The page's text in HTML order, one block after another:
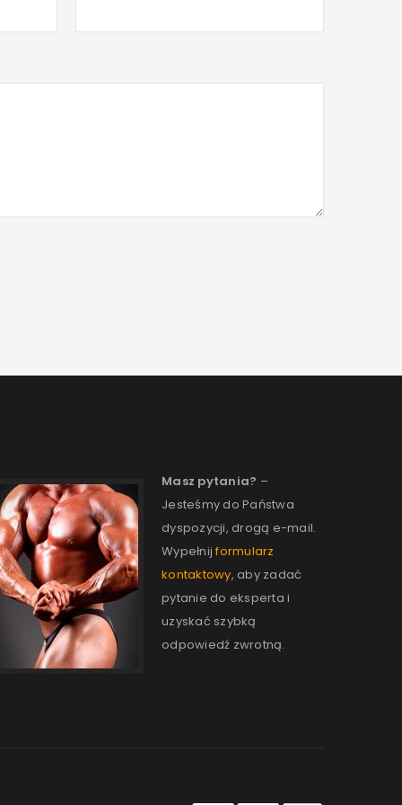
Masz pytania? –
Jesteśmy do Państwa
dyspozycji, drogą e-mail.
Wypełnijformularz
kontaktowy, aby zadać
pytanie do eksperta i
uzyskać szybką
odpowiedź zwrotną.